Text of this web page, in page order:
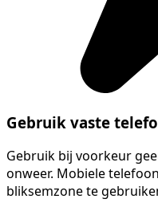
Gebruik vaste
Gebruik bij voorkeur
onweer. Mobiele
bliksemzone te